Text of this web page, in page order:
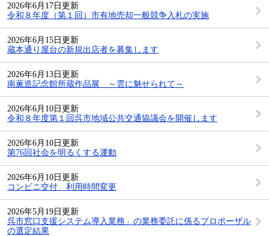
2026年6月17日更新
令和８年度（第１回）市有地売却一般競争入札の実施
2026年6月15日更新
蔵本通り屋台の新規出店者を募集します
2026年6月13日更新
南薫造記念館所蔵作品展 ～雲に魅せられて～
2026年6月10日更新
令和８年度第１回呉市地域公共交通協議会を開催します
2026年6月10日更新
第76回社会を明るくする運動
2026年6月10日更新
コンビニ交付 利用時間変更
2026年5月19日更新
呉市窓口支援システム導入業務」の業務委託に係るプロポーザル
の選定結果